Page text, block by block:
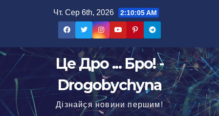
Чт. Сер 6th, 2026 2:10:06 AM
Це Дро ... Бро! -
Drogobychyna
Дізнайся новини першим!